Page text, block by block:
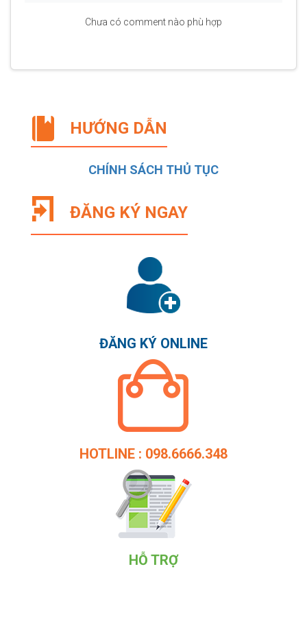
Chưa có comment nào phù hợp
HƯỚNG DẪN
CHÍNH SÁCH THỦ TỤC
ĐĂNG KÝ NGAY
ĐĂNG KÝ ONLINE
HOTLINE : 098.6666.348
HỖ TRỢ